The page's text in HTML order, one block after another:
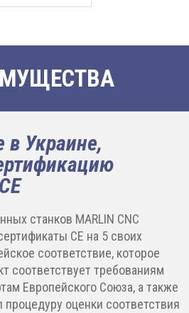
в Украине,
станков MARLIN CNC
CE на 5 своих
соответствие, которое
соответствует требованиям
Европейского Союза, а также
оценки соответствия